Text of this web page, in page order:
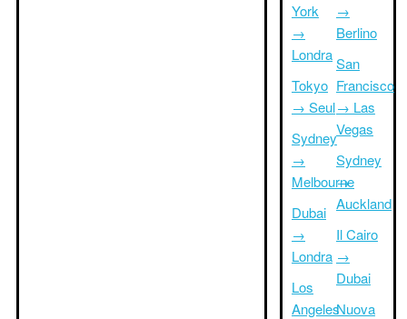
York
→
Londra
Tokyo
→ Seul
Sydney
→
Melbourne
Dubai
→
Londra
Los
Angeles
→
Berlino
San
Francisco
→ Las
Vegas
Sydney
→
Auckland
Il Cairo
→
Dubai
Nuova